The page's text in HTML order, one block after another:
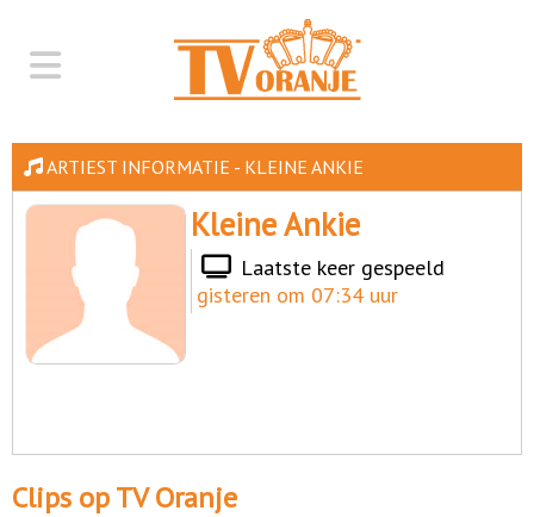
ARTIEST INFORMATIE - KLEINE ANKIE
Kleine Ankie
Laatste keer gespeeld
gisteren om 07:34 uur
Clips op TV Oranje